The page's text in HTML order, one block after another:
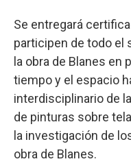
Se entregará
participen de todo el
la obra de Blanes en
tiempo y el espacio
interdisciplinario de
de pinturas sobre
la investigación de
obra de Blanes.